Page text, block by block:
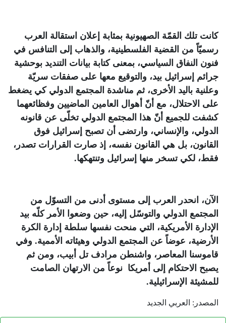
كانت تلك القمّة الصهيونية بمثابة إعلان استقالة العرب
رسميّاً من القضية الفلسطينية، والذهاب إلى التنافس في
فنون النفاق السياسي، بمعنى كتابة بيانات التنديد بوحشية
جرائم إسرائيل بيد، والتوقيع معها على صفقات سريّة
وعلنية باليد الأخرى، ثم مناشدة المجتمع الدولي كي يضغط
على الاحتلال، مع أنّ أهوال العامين الماضيين وفظائعهما
كشفت للجميع أنّ هذا المجتمع الدولي تخلّى عن قانونه
الدولي، والإنساني، وارتضى أن تصبح إسرائيل فوق
القانون، بل هي القانون نفسه، إذ صارت القرارات تصدر،
فقط، لكي تسخر منها إسرائيل وتنتهكها.
الآن، انحدر العرب إلى مستوى أدنى من التسوّل من
المجتمع الدولي والتوسّل إليه، حين وضعوا الأمر كلّه بيد
الإدارة الأمريكية، التي منحت نفسها سلطة إدارة الكرة
الأرضية، عوضاً عن المجتمع الدولي وهيئاته الأممية. وفي
قاموسنا المعاصر، واشنطن مرادف تل أبيب، ومن ثم
يصبح الاحتكام إلى أمريكا نوعاً من الارتهان الصامت
للمشيئة الإسرائيلية.
المصدر: العربي الجديد